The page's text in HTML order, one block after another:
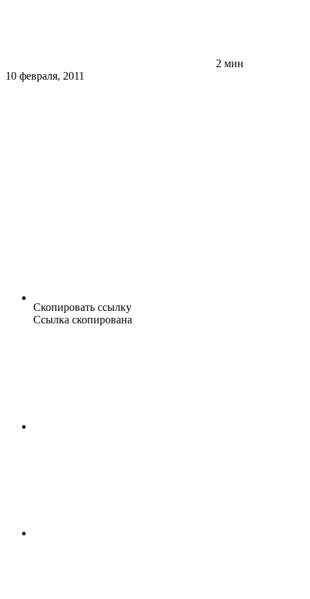
2 мин
10 февраля, 2011
Скопировать ссылку
Ссылка скопирована